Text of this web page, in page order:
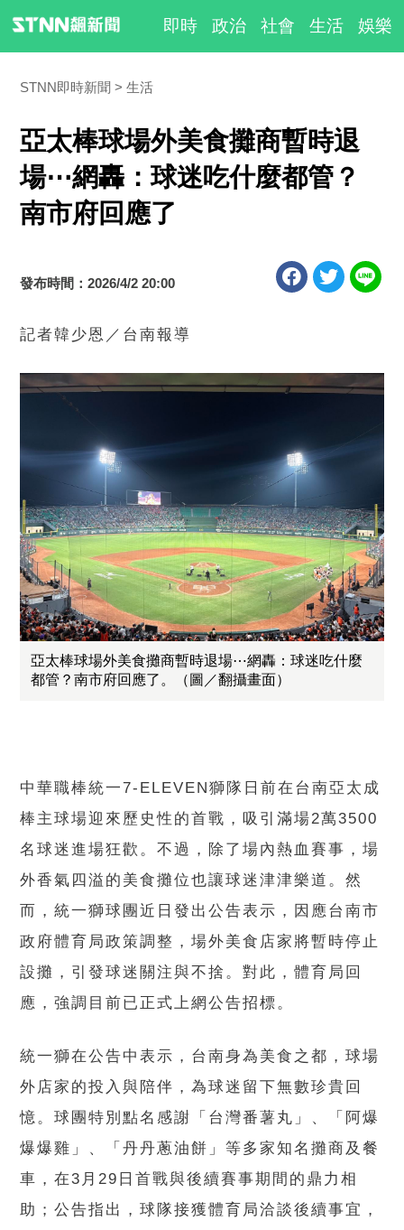
即時 政治 社會 生活 娛樂
STNN即時新聞 生活
亞太棒球場外美食攤商暫時退
場⋯網轟：球迷吃什麼都管？
南市府回應了
發布時間：2026/4/2 20:00
記者韓少恩／台南報導
亞太棒球場外美食攤商暫時退場⋯網轟：球迷吃什麼
都管？南市府回應了。（圖／翻攝畫面）
中華職棒統一7-ELEVEN獅隊日前在台南亞太成
棒主球場迎來歷史性的首戰，吸引滿場2萬3500
名球迷進場狂歡。不過，除了場內熱血賽事，場
外香氣四溢的美食攤位也讓球迷津津樂道。然
而，統一獅球團近日發出公告表示，因應台南市
政府體育局政策調整，場外美食店家將暫時停止
設攤，引發球迷關注與不捨。對此，體育局回
應，強調目前已正式上網公告招標。
統一獅在公告中表示，台南身為美食之都，球場
外店家的投入與陪伴，為球迷留下無數珍貴回
憶。球團特別點名感謝「台灣番薯丸」、「阿爆
爆爆雞」、「丹丹蔥油餅」等多家知名攤商及餐
車，在3月29日首戰與後續賽事期間的鼎力相
助；公告指出，球隊接獲體育局洽談後續事宜，